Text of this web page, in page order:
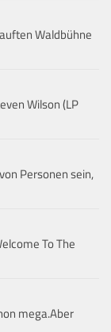
Waldbühne
Wilson (LP
Personen sein,
To The
mega.Aber